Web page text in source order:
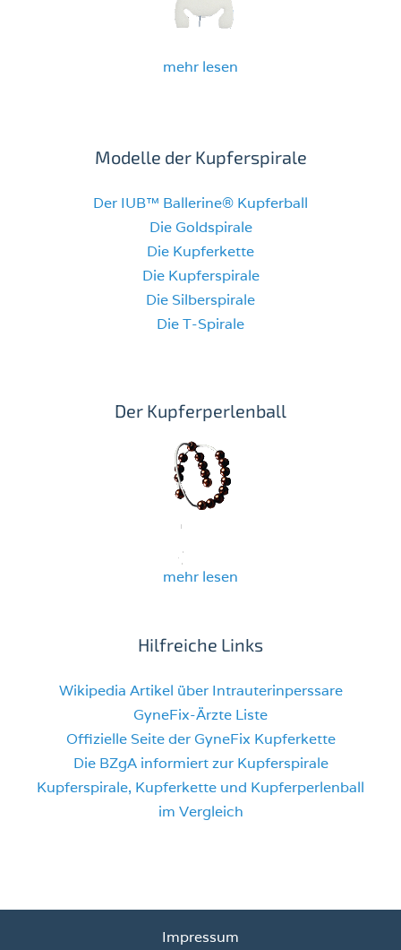
mehr lesen
Modelle der Kupferspirale
Der IUB™ Ballerine® Kupferball
Die Goldspirale
Die Kupferkette
Die Kupferspirale
Die Silberspirale
Die T-Spirale
Der Kupferperlenball
mehr lesen
Hilfreiche Links
Wikipedia Artikel über Intrauterinperssare
GyneFix-Ärzte Liste
Offizielle Seite der GyneFix Kupferkette
Die BZgA informiert zur Kupferspirale
Kupferspirale, Kupferkette und Kupferperlenball
im Vergleich
Impressum